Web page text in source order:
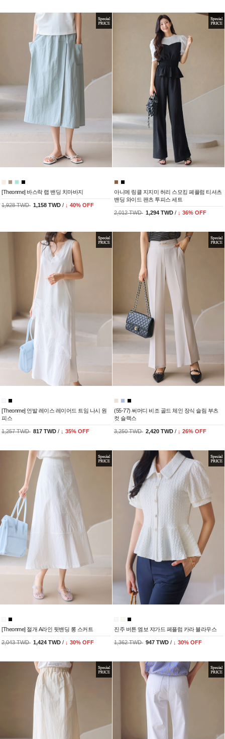
[Theonme] 바스락 랩 밴딩 치마바지
1,928 TWD 1,158 TWD / ↓ 40% OFF
아니메 링클 지지미 허리 스모킹 페플럼 티셔츠
밴딩 와이드 팬츠 투피스 세트
2,012 TWD 1,294 TWD / ↓ 36% OFF
[Theonme] 언발 레이스 레이어드 트임 나시 원
피스
1,257 TWD 817 TWD / ↓ 35% OFF
(55-77) 써머디 비조 골드 체인 장식 슬림 부츠
컷 슬랙스
3,250 TWD 2,420 TWD / ↓ 26% OFF
[Theonme] 절개 A라인 뒷밴딩 롱 스커트
2,043 TWD 1,424 TWD / ↓ 30% OFF
진주 버튼 엠보 쟈가드 페플럼 카라 블라우스
1,362 TWD 947 TWD / ↓ 30% OFF